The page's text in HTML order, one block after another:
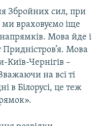
Збройних сил, при
враховуємо іще
Мова йде і
Придністров’я. Мова
Київ-Чернігів –
на всі ті
в Білорусі, це теж